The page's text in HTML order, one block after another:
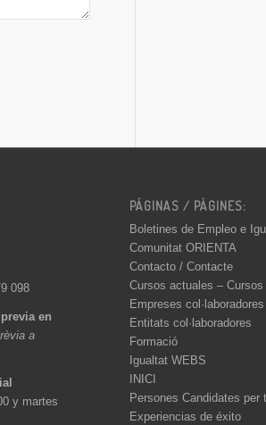
098
en
a
y martes
PÁGINAS / PÀGINES:
Boletines de Empleo e
Comunitat ORIENTA
Contacto / Contacte
Cursos actuales – Cursos
Empreses col·laboradores
Entitats col·laboradores
Formació
Igualtat WEBS
INICI
Persones Candidates per
Experiencias de éxito